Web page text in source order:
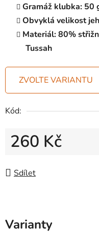
Gramáž klubka: 50
Obvyklá velikost
Materiál: 80%
Tussah
ZVOLTE VARIANTU
Kód:
260 Kč
Sdílet
Varianty